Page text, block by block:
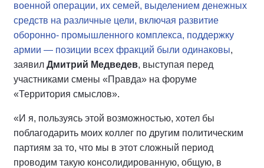
военной операции, их семей, выделением денежных
средств на различные цели, включая развитие
оборонно- промышленного комплекса, поддержку
армии — позиции всех фракций были одинаковы,
заявил Дмитрий Медведев, выступая перед
участниками смены «Правда» на форуме
«Территория смыслов».
«И я, пользуясь этой возможностью, хотел бы
поблагодарить моих коллег по другим политическим
партиям за то, что мы в этот сложный период
проводим такую консолидированную, общую, в